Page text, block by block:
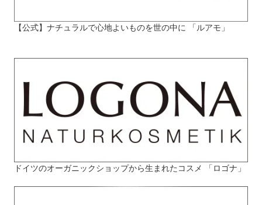
【公式】ナチュラルで心地よいものを世の中に 「ルアモ」
ドイツのオーガニックショップから生まれたコスメ 「ロゴナ」